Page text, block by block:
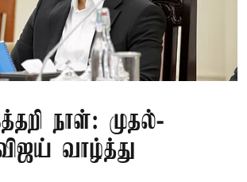
நாள்: முதல்-
வாழ்த்து